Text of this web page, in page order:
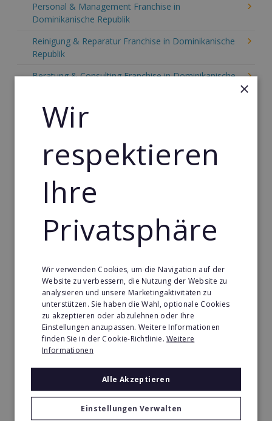
Personal & Management Franchise in
Dominikanische Republik
Reinigung & Reparatur Franchise in Dominikanische
Republik
Beratung & Consulting Franchise in Dominikanische
Event, Freizeit & Reisen Franchise in Dominikanische
Republik
Einzelhandel Franchise in Dominikanische Republik
Gebäude & Haustechnik Franchise in Dominikanische
Republik
Handwerk Franchise in Dominikanische Republik
Dienstleistungsfranchise in Dominikanische Republik
Telekommunikation Franchise in Dominikanische
Gastronomie & Bringdienst Franchise in
Dominikanische Republik
Sport Franchise in Dominikanische Republik
Kaffee & Café Franchise in Dominikanische Republik
Tier- & Zoobedarf Franchise in Dominikanische
Republik
Immobilien Franchise in Dominikanische Republik
Kinder & Erziehung Franchise in Dominikanische
×
Wir
respektieren
Ihre
Privatsphäre
Wir verwenden Cookies, um die Navigation auf der
Website zu verbessern, die Nutzung der Website zu
analysieren und unsere Marketingaktivitäten zu
unterstützen. Sie haben die Wahl, optionale Cookies
zu akzeptieren oder abzulehnen oder Ihre
Einstellungen anzupassen. Weitere Informationen
finden Sie in der Cookie-Richtlinie.Weitere
Informationen
Alle Akzeptieren
Einstellungen Verwalten